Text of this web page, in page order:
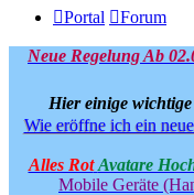
Portal Forum
Neue Regelung Ab
Hier einige
Wie eröffne ich ein
Alles Rot Avatare
Mobile Geräte